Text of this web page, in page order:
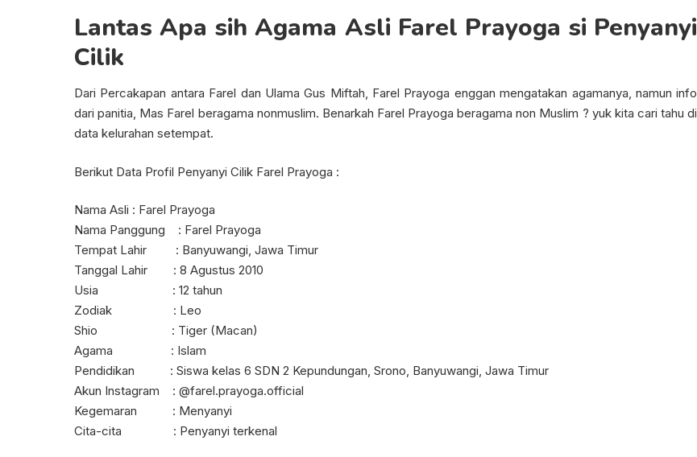
Lantas Apa sih Agama Asli Farel Prayoga si Penyanyi
Cilik
Dari Percakapan antara Farel dan Ulama Gus Miftah, Farel Prayoga enggan mengatakan agamanya, namun info
dari panitia, Mas Farel beragama nonmuslim. Benarkah Farel Prayoga beragama non Muslim ? yuk kita cari tahu di
data kelurahan setempat.
Berikut Data Profil Penyanyi Cilik Farel Prayoga :
Nama Asli : Farel Prayoga
Nama Panggung
: Farel Prayoga
Tempat Lahir
: Banyuwangi, Jawa Timur
Tanggal Lahir
: 8 Agustus 2010
Usia
: 12 tahun
Zodiak
: Leo
Shio
: Tiger (Macan)
Agama
: Islam
Pendidikan
: Siswa kelas 6 SDN 2 Kepundungan, Srono, Banyuwangi, Jawa Timur
Akun Instagram
: @farel.prayoga.official
Kegemaran
: Menyanyi
Cita-cita
: Penyanyi terkenal